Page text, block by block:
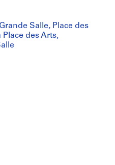
Salle, Place des
des Arts,